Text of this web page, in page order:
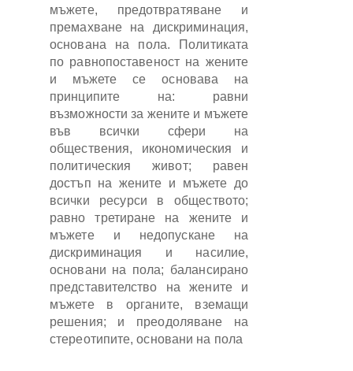
мъжете, предотвратяване и
премахване на дискриминация,
основана на пола. Политиката
по равнопоставеност на жените
и мъжете се основава на
принципите на: равни
възможности за жените и мъжете
във всички сфери на
обществения, икономическия и
политическия живот; равен
достъп на жените и мъжете до
всички ресурси в обществото;
равно третиране на жените и
мъжете и недопускане на
дискриминация и насилие,
основани на пола; балансирано
представителство на жените и
мъжете в органите, вземащи
решения; и преодоляване на
стереотипите, основани на пола